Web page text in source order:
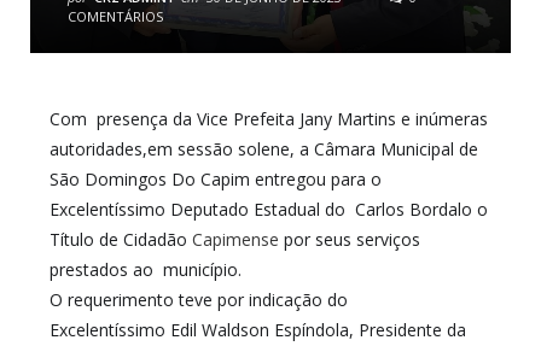
COMENTÁRIOS
Com presença da Vice Prefeita Jany Martins e inúmeras
autoridades,em sessão solene, a Câmara Municipal de
São Domingos Do Capim entregou para o
Excelentíssimo Deputado Estadual do Carlos Bordalo o
Título de Cidadão Capimense por seus serviços
prestados ao município.
O requerimento teve por indicação do
Excelentíssimo Edil Waldson Espíndola, Presidente da